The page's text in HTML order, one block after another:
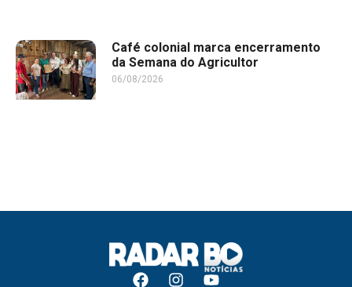
Café colonial marca encerramento
da Semana do Agricultor
06/08/2026